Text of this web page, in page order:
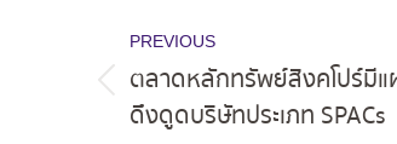
navigation
PREVIOUS
post:
ตลาดหลักทรัพย์สิงคโปร์มีแ
ดึงดูดบริษัทประเภท SPACs